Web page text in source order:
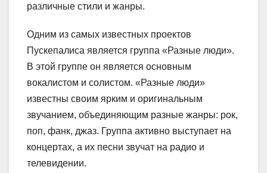
различные стили и жанры.
Одним из самых известных проектов
Пускепалиса является группа «Разные люди».
В этой группе он является основным
вокалистом и солистом. «Разные люди»
известны своим ярким и оригинальным
звучанием, объединяющим разные жанры: рок,
поп, фанк, джаз. Группа активно выступает на
концертах, а их песни звучат на радио и
телевидении.